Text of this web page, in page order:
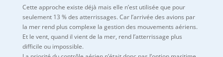
Cette approche existe déjà mais elle n’est utilisée que pour
seulement 13 % des atterrissages. Car l’arrivée des avions par
la mer rend plus complexe la gestion des mouvements aériens.
Et le vent, quand il vient de la mer, rend l’atterrissage plus
difficile ou impossible.